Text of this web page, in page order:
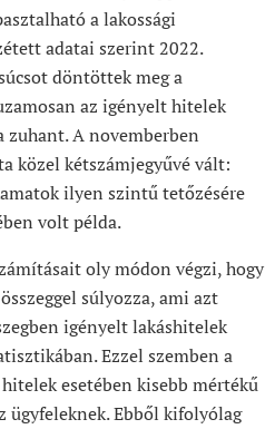
a lakossági
adatai szerint 2022.
döntöttek meg a
az igényelt hitelek
A novemberben
közel kétszámjegyűvé vált:
ilyen szintű tetőzésére
volt példa.
oly módon végzi, hogy
súlyozza, ami azt
igényelt lakáshitelek
Ezzel szemben a
esetében kisebb mértékű
ügyfeleknek. Ebből kifolyólag